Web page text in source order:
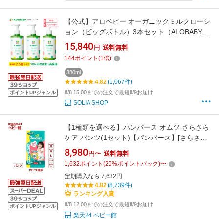
ポイントUPジャンル
【公式】アロベビー オーガニックミルクローシ
ョン（ビッグボトル）3本セット（ALOBABY)
【送料無料】【ベビーローション／ベビーオイ
ル／ボディミルク／スキンケア／赤ちゃん／新
生児／ベビー／保湿剤／無添加／国産／クリー
ム／乾燥 肌】【142b】コスモスオーガニック
認証
15,840 円 送料無料
144ポイント (1倍)
380ml
4.82(1,067件)
8/8 15:00までの注文で最短8/9お届け
SOLIA SHOP
ポイントUPジャンル
【1種類を選べる】パンパース オムツ さらさら
ケア パンツ(1セット)【パンパース】[さらさら
ケア]
8,980 円〜 送料無料
1,632ポイント (20%ポイントバック)〜
定期購入なら 7,632円
4.82(8,739件)
ランキング入賞
8/8 12:00までの注文で最短8/9お届け
楽天24 ベビー館